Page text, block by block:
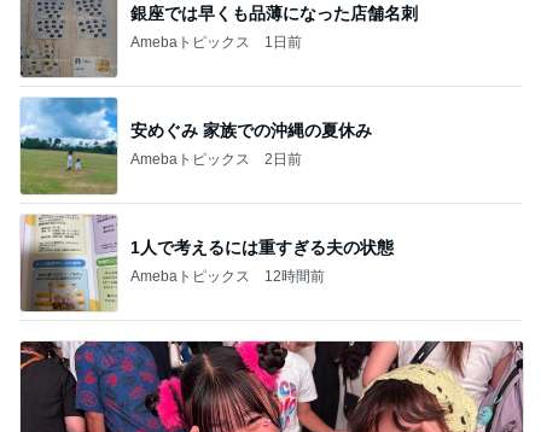
銀座では早くも品薄になった店舗名刺
Amebaトピックス 1日前
安めぐみ 家族での沖縄の夏休み
Amebaトピックス 2日前
1人で考えるには重すぎる夫の状態
Amebaトピックス 12時間前